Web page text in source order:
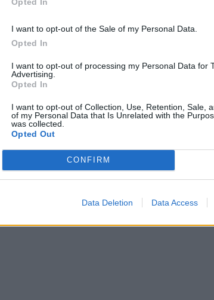
I want to opt-out of the Sale of my Personal Data.
Opted In
I want to opt-out of processing my Personal Data for
Advertising.
Opted In
I want to opt-out of Collection, Use, Retention, Sale,
of my Personal Data that Is Unrelated with the
was collected.
Opted Out
CONFIRM
Data Deletion Data Access